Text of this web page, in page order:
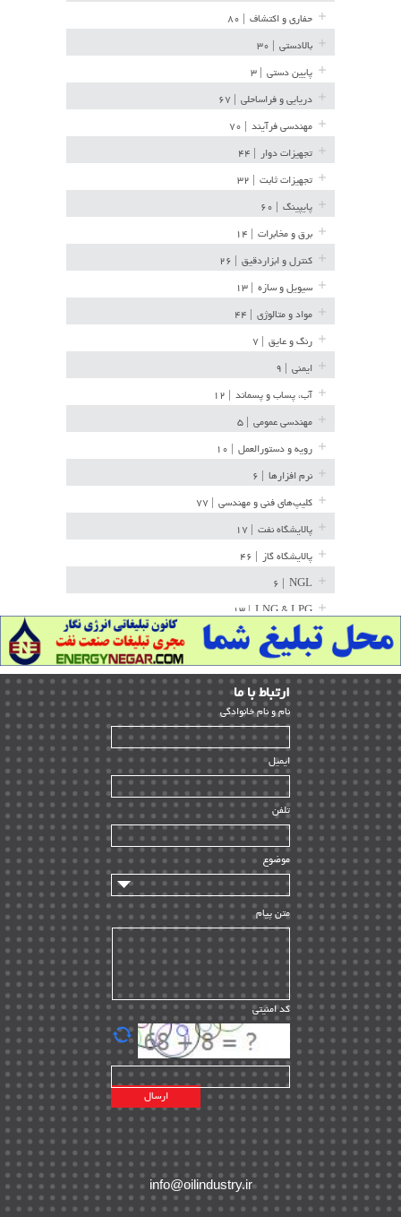
حفاری و اکتشاف
بالادستی
پایین دستی
دریایی و فراساحلی
مهندسی فرآیند
تجهیزات دوار
تجهیزات ثابت
پایپینگ
برق و مخابرات
کنترل و ابزاردقیق
سیویل و سازه
مواد و متالوژی
رنگ و عایق
ایمنی
آب، پساب و پسماند
مهندسی عمومی
رویه و دستورالعمل
نرم افزارها
کلیپ‌های فنی و مهندسی
پالایشگاه نفت
پالایشگاه گاز
NGL
LNG & LPG | ۱۳
خط لوله | ۳۶
مخازن ذخیره | ۱۵
پتروشیمی | ۱۴
بازرسی و QC | ۱۵
HSE | ۳۹
ساخت و نصب | ۱۲
راه اندازی | ۹
سازندگان و تامین کنندگان | ۱۰
تامین مالی و سرمایه گذاری | ۳۲
ماشین آلات
مدیریت پروژه
مدیریت دانش
مدیریت سازمانی و عمومی | ۲
تأمین کالا | ۱۳
EPC | ۲۰
پیمانکاران بین المللی | ۸
اطلاعات انرژی کشورها | ۱۴
پروژه های خارجی | ۱۵
نقشه های نفت و گاز خارجی | ۱۰
شرکت های نفتی | ۱۴
پلانت های فعال | ۴۰
طرح ها و پروژه ها | ۳۵
ارﺗﺒﺎط ﺑﺎ ما
ﻧﺎم و ﻧﺎم ﺧﺎﻧﻮادﮔﻰ
ایمیل
تلفن
موضوع
متن پیام
کد امنیتی
info@oilindustry.ir